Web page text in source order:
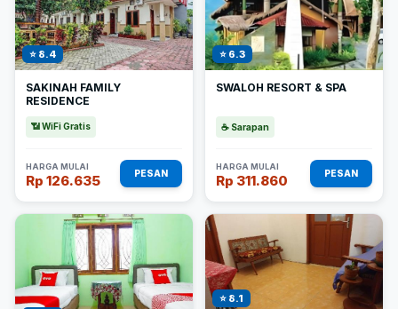
⭐ 8.4
SAKINAH FAMILY
RESIDENCE
📶 WiFi Gratis
HARGA MULAI
Rp 126.635 PESAN
⭐ 6.3
SWALOH RESORT & SPA
☕ Sarapan
HARGA MULAI
Rp 311.860 PESAN
⭐ 8.1